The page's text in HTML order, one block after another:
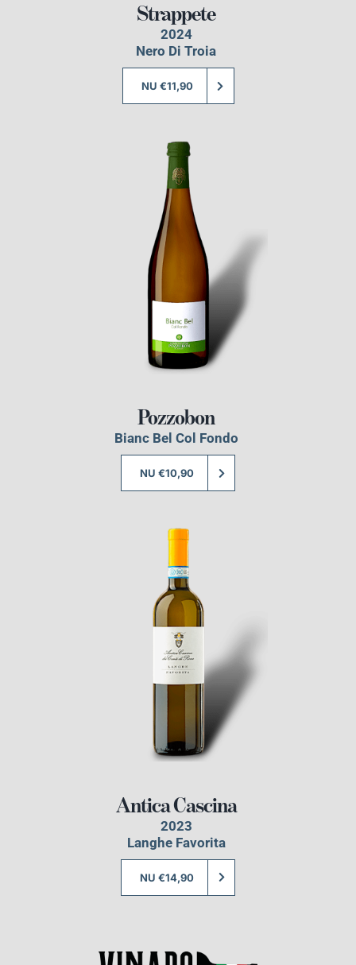
Strappete
2024
Nero Di Troia
NU €11,90
Pozzobon
Bianc Bel Col Fondo
NU €10,90
Antica Cascina
2023
Langhe Favorita
NU €14,90